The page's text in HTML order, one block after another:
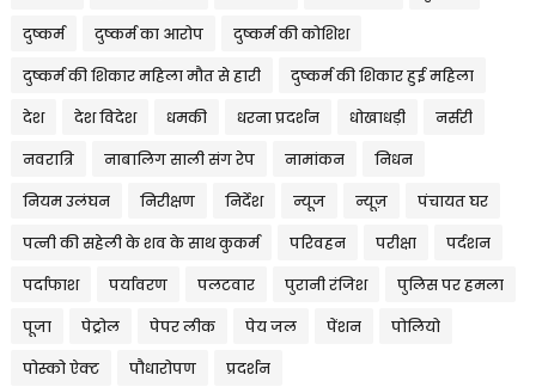
दुष्कर्म दुष्कर्म का आरोप दुष्कर्म की कोशिश
दुष्कर्म की शिकार महिला मौत से हारी दुष्कर्म की शिकार हुई महिला
देश देश विदेश धमकी धरना प्रदर्शन धोखाधड़ी नर्सरी
नवरात्रि नाबालिग साली संग रेप नामांकन निधन
नियम उलंघन निरीक्षण निर्देश न्यूज न्यूज़ पंचायत घर
पत्नी की सहेली के शव के साथ कुकर्म परिवहन परीक्षा पर्दशन
पर्दाफाश पर्यावरण पलटवार पुरानी रंजिश पुलिस पर हमला
पूजा पेट्रोल पेपर लीक पेय जल पेंशन पोलियो
पोस्को ऐक्ट पौधारोपण प्रदर्शन